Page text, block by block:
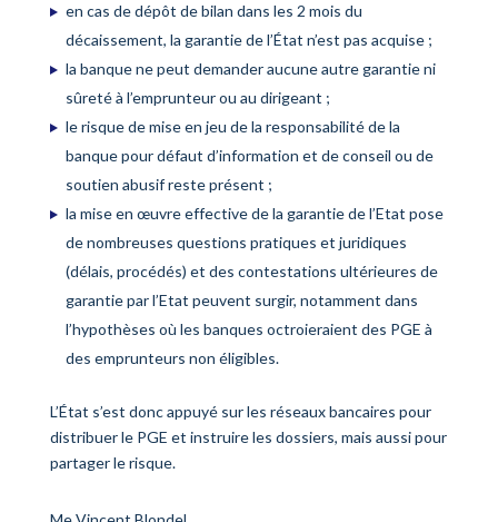
en cas de dépôt de bilan dans les 2 mois du
décaissement, la garantie de l’État n’est pas acquise ;
la banque ne peut demander aucune autre garantie ni
sûreté à l’emprunteur ou au dirigeant ;
le risque de mise en jeu de la responsabilité de la
banque pour défaut d’information et de conseil ou de
soutien abusif reste présent ;
la mise en œuvre effective de la garantie de l’Etat pose
de nombreuses questions pratiques et juridiques
(délais, procédés) et des contestations ultérieures de
garantie par l’Etat peuvent surgir, notamment dans
l’hypothèses où les banques octroieraient des PGE à
des emprunteurs non éligibles.
L’État s’est donc appuyé sur les réseaux bancaires pour
distribuer le PGE et instruire les dossiers, mais aussi pour
partager le risque.